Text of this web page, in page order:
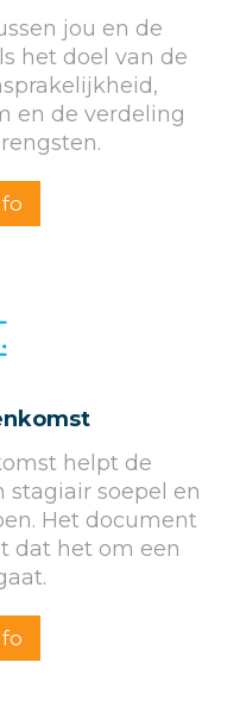
jou en de
het doel van de
en de verdeling
helpt de
soepel en
Het document
dat het om een